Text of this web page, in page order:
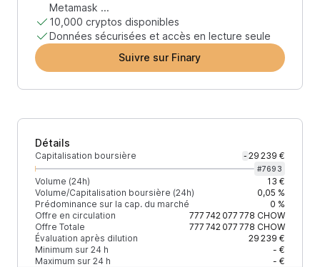
Metamask ...
10,000 cryptos disponibles
Données sécurisées et accès en lecture seule
Suivre sur Finary
Détails
Capitalisation boursière - 29 239 €
#7693
Volume (24h)
13 €
Volume/Capitalisation boursière (24h)
0,05 %
Prédominance sur la cap. du marché
0 %
Offre en circulation
777 742 077 778 CHOW
Offre Totale
777 742 077 778 CHOW
Évaluation après dilution
29 239 €
Minimum sur 24 h
- €
Maximum sur 24 h
- €